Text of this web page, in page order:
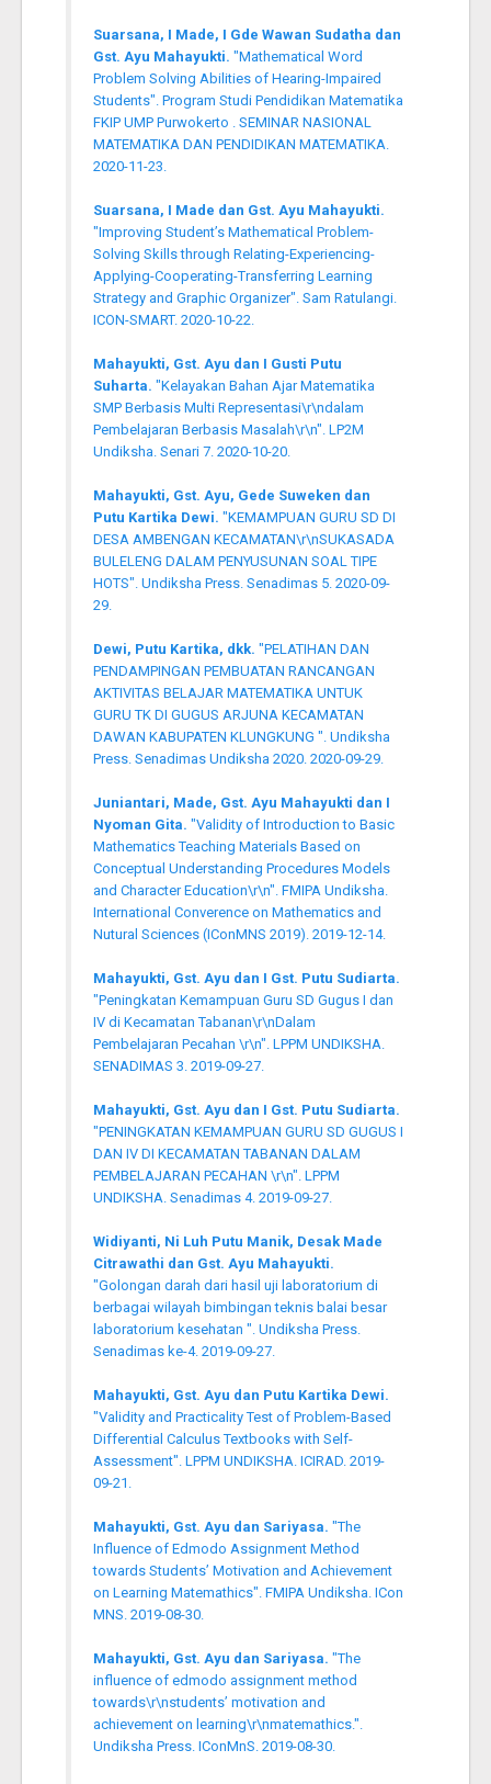
Suarsana, I Made, I Gde Wawan Sudatha dan
Gst. Ayu Mahayukti. "Mathematical Word
Problem Solving Abilities of Hearing-Impaired
Students". Program Studi Pendidikan Matematika
FKIP UMP Purwokerto . SEMINAR NASIONAL
MATEMATIKA DAN PENDIDIKAN MATEMATIKA.
2020-11-23.
Suarsana, I Made dan Gst. Ayu Mahayukti.
"Improving Student’s Mathematical Problem-
Solving Skills through Relating-Experiencing-
Applying-Cooperating-Transferring Learning
Strategy and Graphic Organizer". Sam Ratulangi.
ICON-SMART. 2020-10-22.
Mahayukti, Gst. Ayu dan I Gusti Putu
Suharta. "Kelayakan Bahan Ajar Matematika
SMP Berbasis Multi Representasi\r\ndalam
Pembelajaran Berbasis Masalah\r\n". LP2M
Undiksha. Senari 7. 2020-10-20.
Mahayukti, Gst. Ayu, Gede Suweken dan
Putu Kartika Dewi. "KEMAMPUAN GURU SD DI
DESA AMBENGAN KECAMATAN\r\nSUKASADA
BULELENG DALAM PENYUSUNAN SOAL TIPE
HOTS". Undiksha Press. Senadimas 5. 2020-09-
29.
Dewi, Putu Kartika, dkk. "PELATIHAN DAN
PENDAMPINGAN PEMBUATAN RANCANGAN
AKTIVITAS BELAJAR MATEMATIKA UNTUK
GURU TK DI GUGUS ARJUNA KECAMATAN
DAWAN KABUPATEN KLUNGKUNG ". Undiksha
Press. Senadimas Undiksha 2020. 2020-09-29.
Juniantari, Made, Gst. Ayu Mahayukti dan I
Nyoman Gita. "Validity of Introduction to Basic
Mathematics Teaching Materials Based on
Conceptual Understanding Procedures Models
and Character Education\r\n". FMIPA Undiksha.
International Converence on Mathematics and
Nutural Sciences (IConMNS 2019). 2019-12-14.
Mahayukti, Gst. Ayu dan I Gst. Putu Sudiarta.
"Peningkatan Kemampuan Guru SD Gugus I dan
IV di Kecamatan Tabanan\r\nDalam
Pembelajaran Pecahan \r\n". LPPM UNDIKSHA.
SENADIMAS 3. 2019-09-27.
Mahayukti, Gst. Ayu dan I Gst. Putu Sudiarta.
"PENINGKATAN KEMAMPUAN GURU SD GUGUS I
DAN IV DI KECAMATAN TABANAN DALAM
PEMBELAJARAN PECAHAN \r\n". LPPM
UNDIKSHA. Senadimas 4. 2019-09-27.
Widiyanti, Ni Luh Putu Manik, Desak Made
Citrawathi dan Gst. Ayu Mahayukti.
"Golongan darah dari hasil uji laboratorium di
berbagai wilayah bimbingan teknis balai besar
laboratorium kesehatan ". Undiksha Press.
Senadimas ke-4. 2019-09-27.
Mahayukti, Gst. Ayu dan Putu Kartika Dewi.
"Validity and Practicality Test of Problem-Based
Differential Calculus Textbooks with Self-
Assessment". LPPM UNDIKSHA. ICIRAD. 2019-
09-21.
Mahayukti, Gst. Ayu dan Sariyasa. "The
Influence of Edmodo Assignment Method
towards Students’ Motivation and Achievement
on Learning Matemathics". FMIPA Undiksha. ICon
MNS. 2019-08-30.
Mahayukti, Gst. Ayu dan Sariyasa. "The
influence of edmodo assignment method
towards\r\nstudents’ motivation and
achievement on learning\r\nmatemathics.".
Undiksha Press. IConMnS. 2019-08-30.